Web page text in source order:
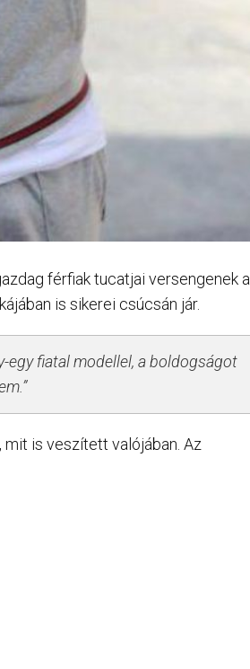
férfiak tucatjai versengenek a
is sikerei csúcsán jár.
egy fiatal modellel, a boldogságot
mit is veszített valójában. Az